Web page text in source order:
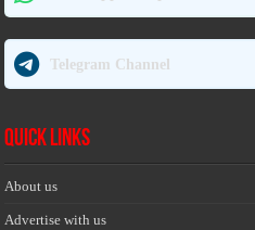
Telegram Channel
Quick Links
About us
Advertise with us